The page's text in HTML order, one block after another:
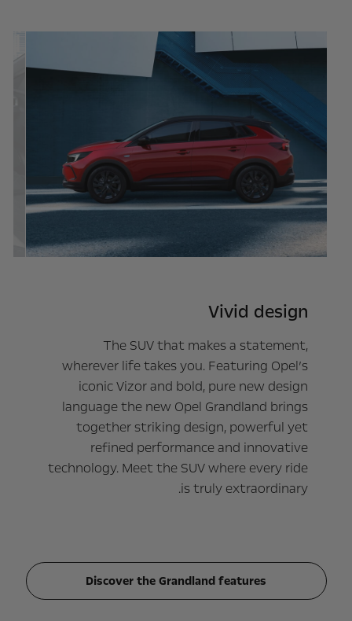
Vivid design
The SUV that makes a statement,
wherever life takes you. Featuring Opel’s
iconic Vizor and bold, pure new design
language the new Opel Grandland brings
together striking design, powerful yet
refined performance and innovative
technology. Meet the SUV where every ride
is truly extraordinary.
Discover the Grandland features